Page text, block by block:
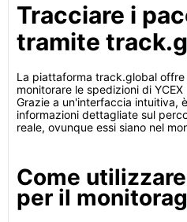
Tracciare i
tramite
La piattaforma track.global
monitorare le spedizioni di
Grazie a un'interfaccia intuitiva,
informazioni dettagliate sul
reale, ovunque essi siano nel
Come
per il